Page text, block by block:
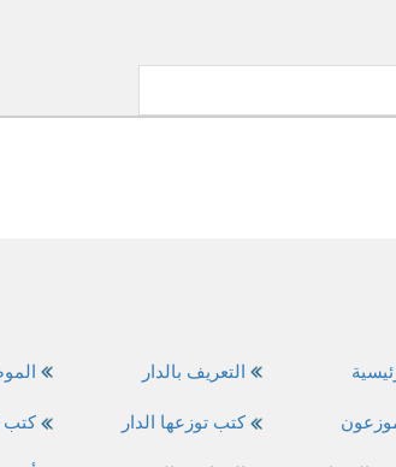
كتب
التعريف بالدار
كتب توزعها الدار